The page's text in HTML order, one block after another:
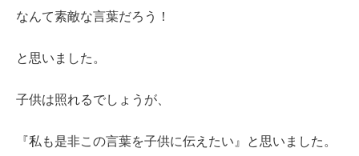
なんて素敵な言葉だろう！
と思いました。
子供は照れるでしょうが、
『私も是非この言葉を子供に伝えたい』と思いました。